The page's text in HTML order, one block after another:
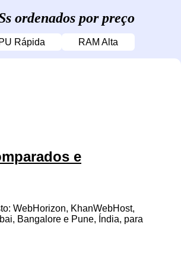
ordenados por preço
Rápida RAM Alta
e
WebHorizon, KhanWebHost,
Bangalore e Pune, Índia, para